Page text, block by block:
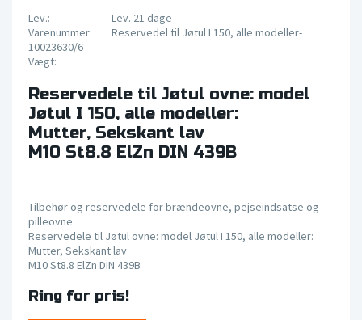
Lev.:
Lev. 21 dage
Varenummer:
Reservedel til Jøtul I 150, alle modeller-
10023630/6
Vægt:
Reservedele til Jøtul ovne: model
Jøtul I 150, alle modeller:
Mutter, Sekskant lav
M10 St8.8 ElZn DIN 439B
Tilbehør og reservedele for brændeovne, pejseindsatse og
pilleovne.
Reservedele til Jøtul ovne: model Jøtul I 150, alle modeller:
Mutter, Sekskant lav
M10 St8.8 ElZn DIN 439B
Ring for pris!